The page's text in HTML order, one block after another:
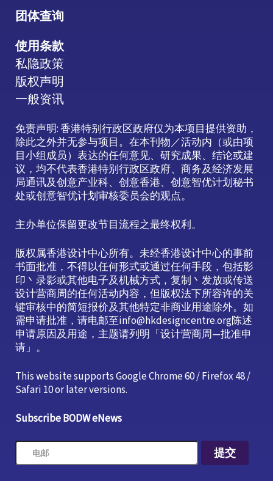
团体查询
使用条款
私隐政策
版权声明
一般资讯
免责声明: 香港特别行政区政府仅为本项目提供资助，
除此之外并无参与项目。在本刊物／活动内（或由项
目小组成员）表达的任何意见、研究成果、结论或建
议，均不代表香港特别行政区政府、商务及经济发展
局通讯及创意产业科、创意香港、创意智优计划秘书
处或创意智优计划审核委员会的观点。
主办单位保留更改节目流程之最终权利。
版权属香港设计中心所有。未经香港设计中心的事前
书面批准，不得以任何形式或通过任何手段，包括影
印丶录影或其他电子及机械方式，复制丶发放或传送
设计营商周的任何活动内容，但版权法下所容许的关
键审核中的简短报价及其他特定非商业用途除外。如
需申请批准，请电邮至info@hkdesigncentre.org陈述
申请原因及用途，主题请列明「设计营商周—批准申
请」。
This website supports Google Chrome 60 / Firefox 48 /
Safari 10 or later versions.
Subscribe BODW eNews
提交